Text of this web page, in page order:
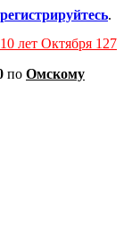
.
лет Октября 127
по Омскому